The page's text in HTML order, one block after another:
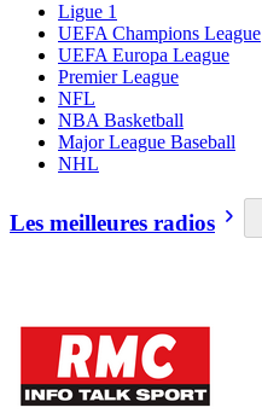
Ligue 1
UEFA Champions League
UEFA Europa League
Premier League
NFL
NBA Basketball
Major League Baseball
NHL
Les meilleures radios